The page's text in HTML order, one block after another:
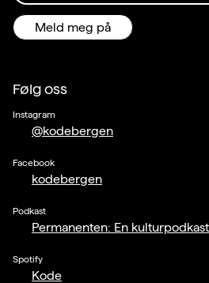
Meld meg på
Følg oss
Instagram
@kodebergen
Facebook
kodebergen
Podkast
Permanenten: En
Spotify
Kode